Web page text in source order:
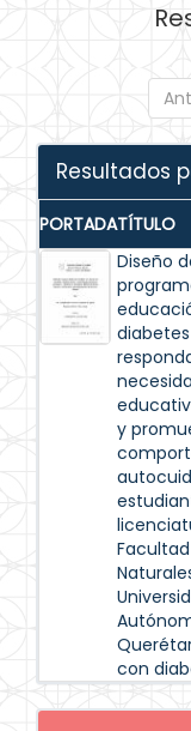
Resultados
PORTADATÍTULO
Diseño
y
con